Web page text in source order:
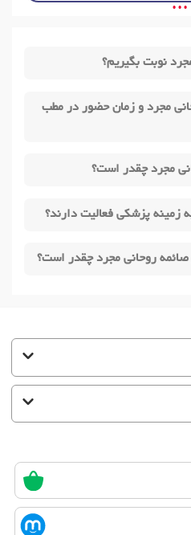
• • •
نوبت بگیریم؟
مجرد و زمان حضور در مطب
مجرد چقدر است؟
زمینه پزشکی فعالیت دارند؟
صائمه روحانی مجرد چقدر است؟